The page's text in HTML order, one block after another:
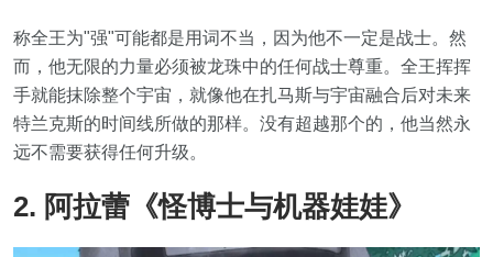
称全王为"强"可能都是用词不当，因为他不一定是战士。然
而，他无限的力量必须被龙珠中的任何战士尊重。全王挥挥
手就能抹除整个宇宙，就像他在扎马斯与宇宙融合后对未来
特兰克斯的时间线所做的那样。没有超越那个的，他当然永
远不需要获得任何升级。
2. 阿拉蕾《怪博士与机器娃娃》